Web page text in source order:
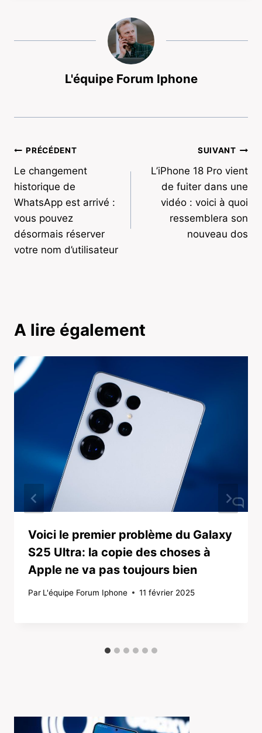
L'équipe Forum Iphone
Navigation
de
l’article
PRÉCÉDENT
Le changement
historique de
WhatsApp est arrivé :
vous pouvez
désormais réserver
votre nom d’utilisateur
SUIVANT
L’iPhone 18 Pro vient
de fuiter dans une
vidéo : voici à quoi
ressemblera son
nouveau dos
A lire également
Voici le premier problème du Galaxy
S25 Ultra: la copie des choses à
Apple ne va pas toujours bien
Par L'équipe Forum Iphone 11 février 2025